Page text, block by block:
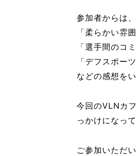
参加者からは、
「柔らかい雰
「選手間のコ
「デフスポー
などの感想を
今回のVLNカ
っかけになっ
ご参加いただ